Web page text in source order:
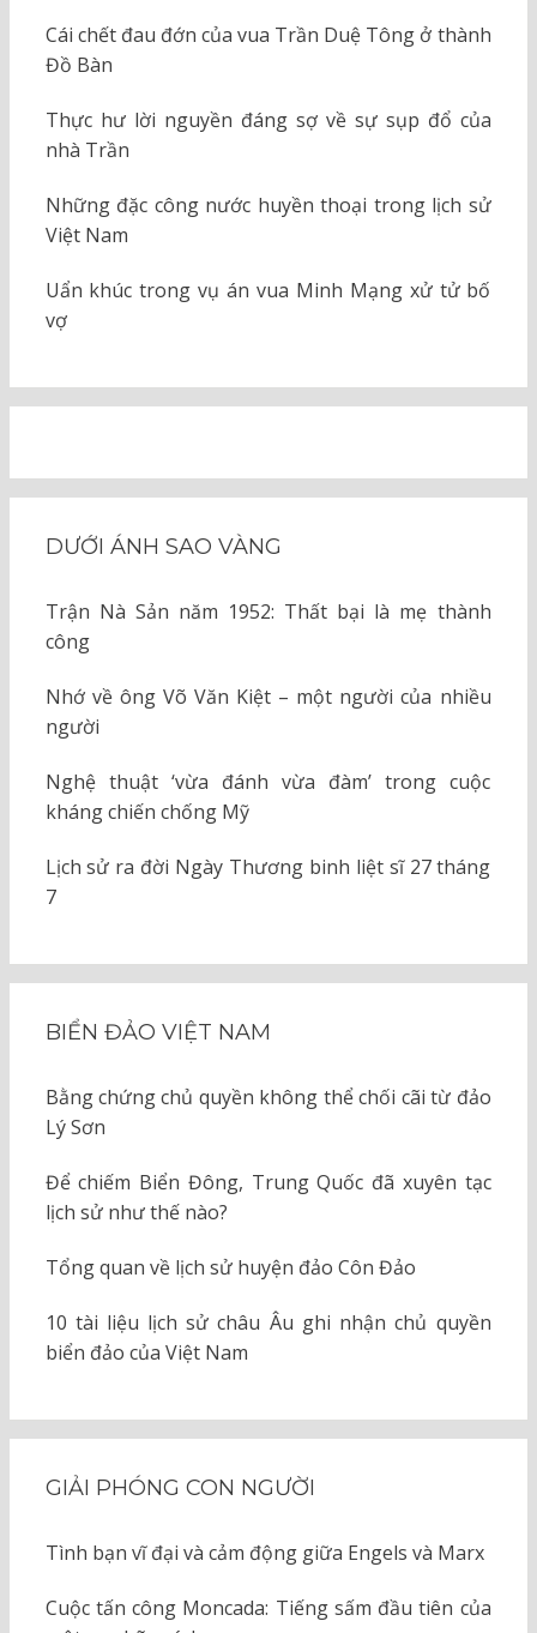
Cái chết đau đớn của vua Trần Duệ Tông ở thành
Đồ Bàn
Thực hư lời nguyền đáng sợ về sự sụp đổ của
nhà Trần
Những đặc công nước huyền thoại trong lịch sử
Việt Nam
Uẩn khúc trong vụ án vua Minh Mạng xử tử bố
vợ
DƯỚI ÁNH SAO VÀNG
Trận Nà Sản năm 1952: Thất bại là mẹ thành
công
Nhớ về ông Võ Văn Kiệt – một người của nhiều
người
Nghệ thuật ‘vừa đánh vừa đàm’ trong cuộc
kháng chiến chống Mỹ
Lịch sử ra đời Ngày Thương binh liệt sĩ 27 tháng
7
BIỂN ĐẢO VIỆT NAM
Bằng chứng chủ quyền không thể chối cãi từ đảo
Lý Sơn
Để chiếm Biển Đông, Trung Quốc đã xuyên tạc
lịch sử như thế nào?
Tổng quan về lịch sử huyện đảo Côn Đảo
10 tài liệu lịch sử châu Âu ghi nhận chủ quyền
biển đảo của Việt Nam
GIẢI PHÓNG CON NGƯỜI
Tình bạn vĩ đại và cảm động giữa Engels và Marx
Cuộc tấn công Moncada: Tiếng sấm đầu tiên của